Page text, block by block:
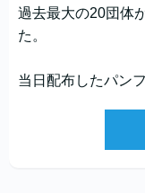
過去最大の20団体
た。
当日配布したパン